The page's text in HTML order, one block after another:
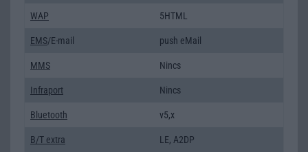
WAP 5HTML
EMS/E-mail push eMail
MMS Nincs
Infraport Nincs
Bluetooth v5,x
B/T extra LE, A2DP